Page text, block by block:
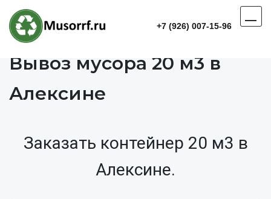
+7 (926) 007-15-96
Вывоз мусора 20 м3 в
Алексине
Заказать контейнер 20 м3 в
Алексине.